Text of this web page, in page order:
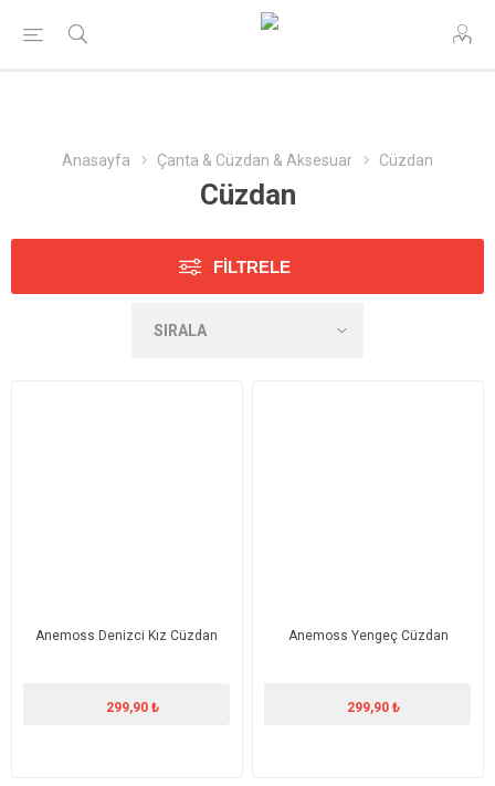
Anasayfa Çanta & Cüzdan & Aksesuar Cüzdan
Cüzdan
FILTRELE
Anemoss Denizci Kız Cüzdan
299,90 ₺
Anemoss Yengeç Cüzdan
299,90 ₺